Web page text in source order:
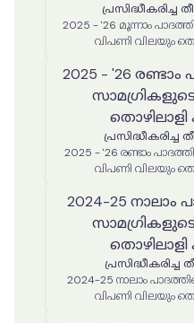
പ്രസിദ്ധീകരിച്ച
2025 - '26 മൂന്നാം പാദത്തിലെ നിർമ്മാണ സാമഗ്രികളുടെ
വിപണി വിലയും
2025 - '26
പ്രസിദ്ധീകരിച്ച
2025 - '26 രണ്ടാം പാദത്തിലെ നിർമ്മാണ സാമഗ്രികളുടെ
വിപണി വിലയും
2024-25 നാലാം
പ്രസിദ്ധീകരിച്ച
2024-25 നാലാം പാദത്തിലെ നിർമ്മാണ സാമഗ്രികളുടെ
വിപണി വിലയും